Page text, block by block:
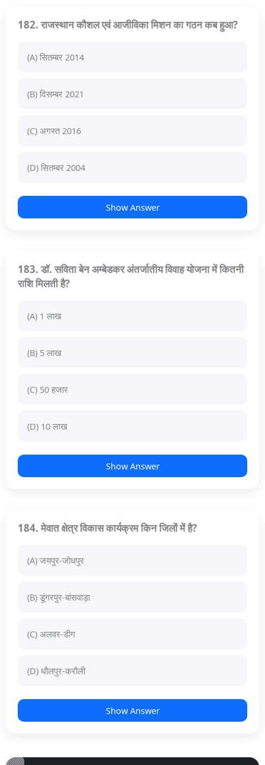
182. राजस्थान कौशल एवं आजीविका मिशन का गठन कब हुआ?
(A) सितम्बर 2014
(B) दिसम्बर 2021
(C) अगस्त 2016
(D) सितम्बर 2004
Show Answer
183. डॉ. सविता बेन अम्बेडकर अंतर्जातीय विवाह योजना में कितनी
राशि मिलती है?
(A) 1 लाख
(B) 5 लाख
(C) 50 हजार
(D) 10 लाख
Show Answer
184. मेवात क्षेत्र विकास कार्यक्रम किन जिलों में है?
(A) जयपुर-जोधपुर
(B) डूंगरपुर-बांसवाड़ा
(C) अलवर-डीग
(D) धौलपुर-करौली
Show Answer